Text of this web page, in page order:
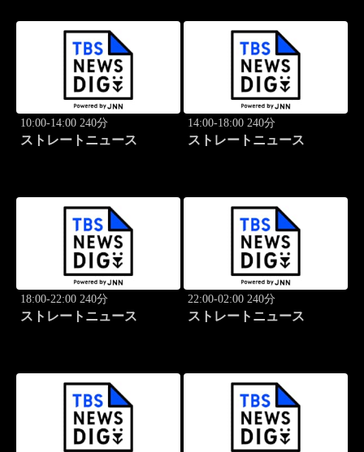
10:00-14:00 240分
ストレートニュース
14:00-18:00 240分
ストレートニュース
18:00-22:00 240分
ストレートニュース
22:00-02:00 240分
ストレートニュース